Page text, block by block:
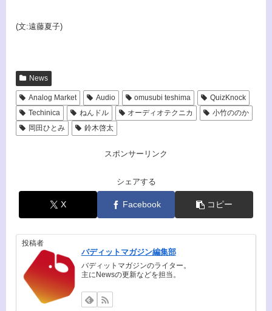
(文:遠藤夏子)
News
Analog Market Audio omusubi teshima
QuizKnock
Techinica
ねんドル オーディオテクニカ
小竹ののか
岡田ひとみ
鈴木啓太
スポンサーリンク
シェアする
X Facebook コピー
投稿者
バディットマガジン編集部
バディットマガジンのライター。
主にNewsの更新などを担当。